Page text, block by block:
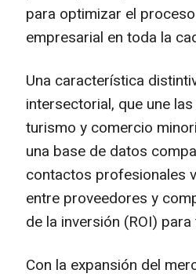
para optimizar el
empresarial en toda la
Una característica
intersectorial, que une
turismo y comercio
una base de datos
contactos profesionales
entre proveedores y
de la inversión (ROI)
Con la expansión del